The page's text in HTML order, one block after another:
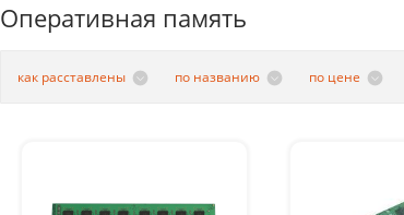
Оперативная память
как расставлены по названию по цене